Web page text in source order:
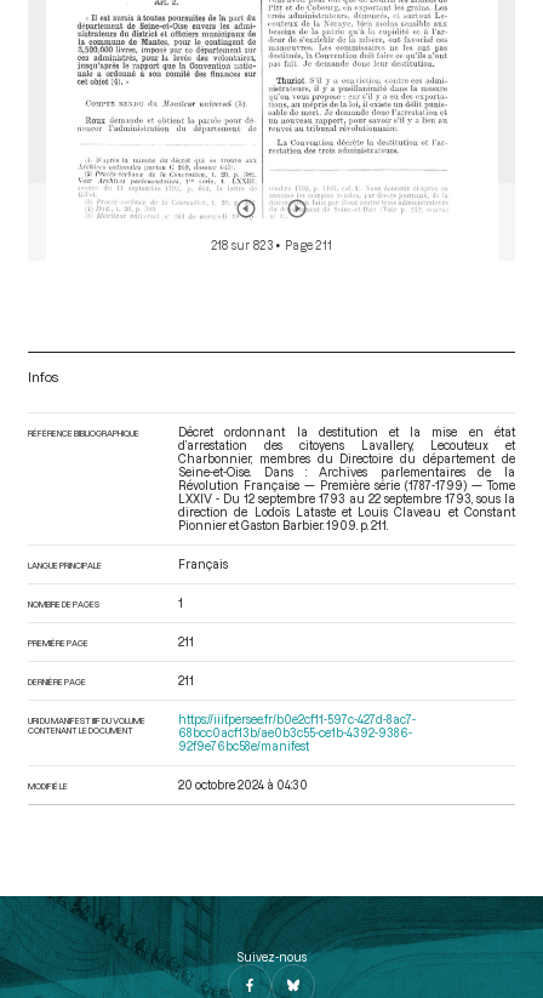
218 sur 823 • Page 211
Infos
RÉFÉRENCE BIBLIOGRAPHIQUE
Décret ordonnant la destitution et la mise en état
d’arrestation des citoyens Lavallery, Lecouteux et
Charbonnier, membres du Directoire du département de
Seine-et-Oise. Dans : Archives parlementaires de la
Révolution Française — Première série (1787-1799) — Tome
LXXIV - Du 12 septembre 1793 au 22 septembre 1793 , sous la
direction de Lodoïs Lataste et Louis Claveau et Constant
Pionnier et Gaston Barbier. 1909. p. 211.
LANGUE PRINCIPALE Français
NOMBRE DE PAGES 1
PREMIÈRE PAGE 211
DERNIÈRE PAGE 211
URI DU MANIFEST IIIF DU VOLUME
CONTENANT LE DOCUMENT
https://iiif.persee.fr/b0e2cf11-597c-427d-8ac7-
68bcc0acf13b/ae0b3c55-ce1b-4392-9386-
92f9e76bc58e/manifest
MODIFIÉ LE 20 octobre 2024 à 04:30
Suivez-nous